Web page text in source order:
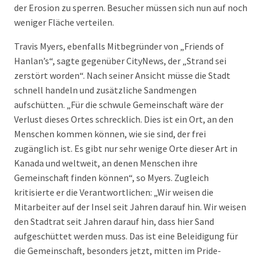
der Erosion zu sperren. Besucher müssen sich nun auf noch
weniger Fläche verteilen.
Travis Myers, ebenfalls Mitbegründer von „Friends of
Hanlan’s“, sagte gegenüber CityNews, der „Strand sei
zerstört worden“. Nach seiner Ansicht müsse die Stadt
schnell handeln und zusätzliche Sandmengen
aufschütten. „Für die schwule Gemeinschaft wäre der
Verlust dieses Ortes schrecklich. Dies ist ein Ort, an den
Menschen kommen können, wie sie sind, der frei
zugänglich ist. Es gibt nur sehr wenige Orte dieser Art in
Kanada und weltweit, an denen Menschen ihre
Gemeinschaft finden können“, so Myers. Zugleich
kritisierte er die Verantwortlichen: „Wir weisen die
Mitarbeiter auf der Insel seit Jahren darauf hin. Wir weisen
den Stadtrat seit Jahren darauf hin, dass hier Sand
aufgeschüttet werden muss. Das ist eine Beleidigung für
die Gemeinschaft, besonders jetzt, mitten im Pride-